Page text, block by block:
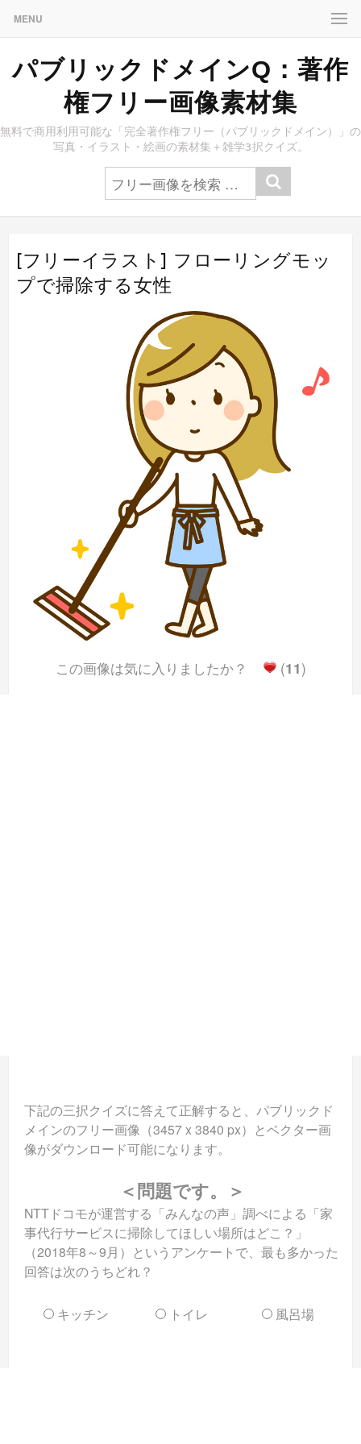
MENU
パブリックドメインQ：著作
権フリー画像素材集
無料で商用利用可能な「完全著作権フリー（パブリックドメイン）」の
写真・イラスト・絵画の素材集＋雑学3択クイズ。
[フリーイラスト] フローリングモッ
プで掃除する女性
この画像は気に入りましたか？ (11)
下記の三択クイズに答えて正解すると、パブリックド
メインのフリー画像（3457 x 3840 px）とベクター画
像がダウンロード可能になります。
＜問題です。＞
NTTドコモが運営する「みんなの声」調べによる「家
事代行サービスに掃除してほしい場所はどこ？」
（2018年8～9月）というアンケートで、最も多かった
回答は次のうちどれ？
キッチン トイレ 風呂場